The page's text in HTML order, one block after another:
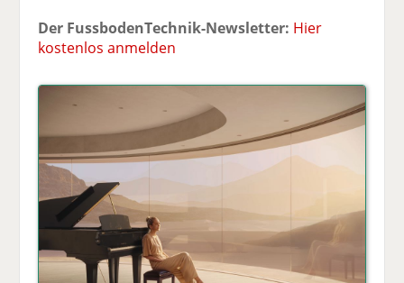
Der FussbodenTechnik-Newsletter: Hier
kostenlos anmelden